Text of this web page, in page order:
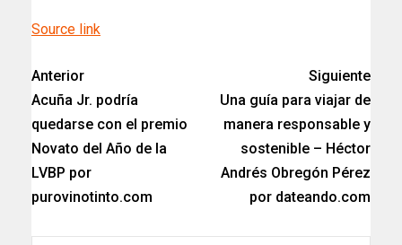
Source link
Anterior
Acuña Jr. podría
quedarse con el premio
Novato del Año de la
LVBP por
purovinotinto.com
Siguiente
Una guía para viajar de
manera responsable y
sostenible – Héctor
Andrés Obregón Pérez
por dateando.com